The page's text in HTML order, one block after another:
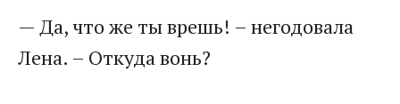
— Да, что же ты врешь! – негодовала
Лена. – Откуда вонь?